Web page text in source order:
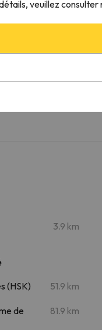
3.9 km
(HSK) 51.9 km
de
81.9 km
veuillez consulter